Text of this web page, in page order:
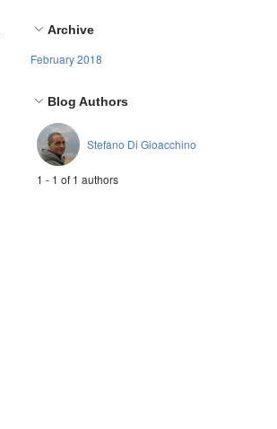
Archive
February 2018
Blog Authors
Stefano Di Gioacchino
1 - 1 of 1 authors